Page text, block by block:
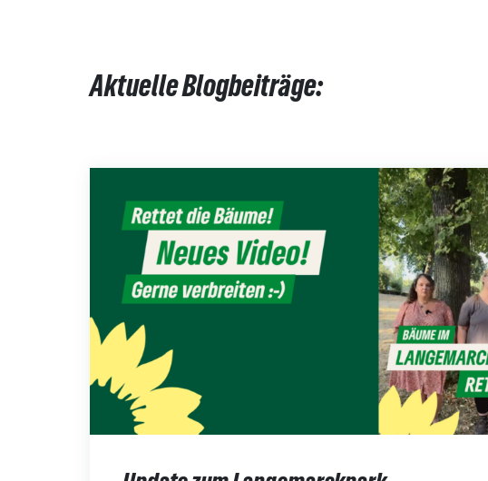
Aktuelle Blogbeiträge: